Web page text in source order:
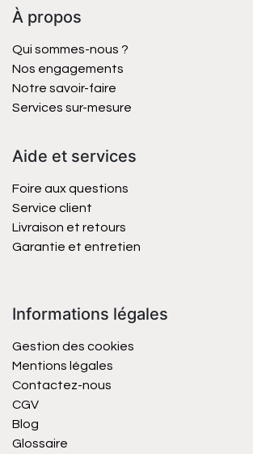
À propos
Qui sommes-nous ?
Nos engagements
Notre savoir-faire
Services sur-mesure
Aide et services
Foire aux questions
Service client
Livraison et retours
Garantie et entretien
Informations légales
Gestion des cookies
Mentions légales
Contactez-nous
CGV
Blog
Glossaire